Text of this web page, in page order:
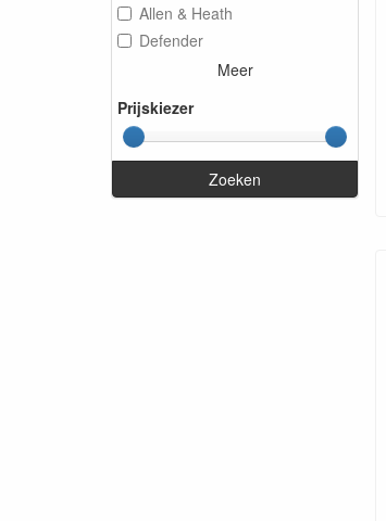
Allen & Heath
Defender
Meer
Prijskiezer
Zoeken